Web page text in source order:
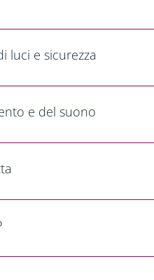
luci e sicurezza
e del suono